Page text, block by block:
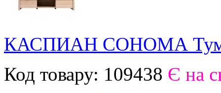
КАСПИАН СОНОМА
Код товару: 109438 Є на